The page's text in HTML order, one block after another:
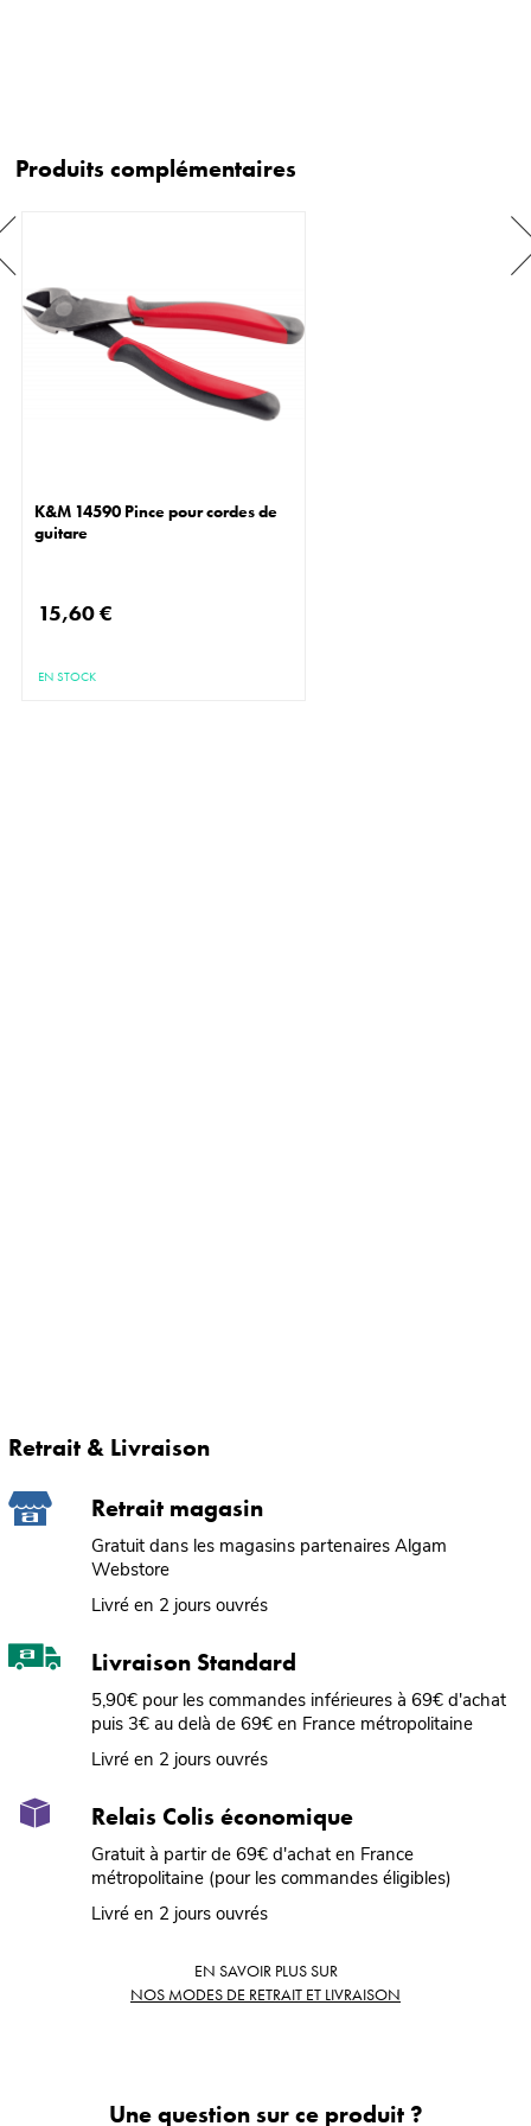
Produits complémentaires
K&M 14590 Pince pour cordes de
guitare
15,60 €
EN STOCK
Retrait & Livraison
Retrait magasin
Gratuit dans les magasins partenaires Algam
Webstore
Livré en 2 jours ouvrés
Livraison Standard
5,90€ pour les commandes inférieures à 69€ d'achat
puis 3€ au delà de 69€ en France métropolitaine
Livré en 2 jours ouvrés
Relais Colis économique
Gratuit à partir de 69€ d'achat en France
métropolitaine (pour les commandes éligibles)
Livré en 2 jours ouvrés
EN SAVOIR PLUS SUR
NOS MODES DE RETRAIT ET LIVRAISON
Une question sur ce produit ?